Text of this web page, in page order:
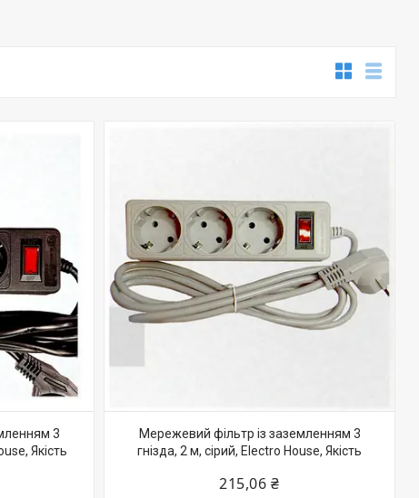
3
Якість
Мережевий фільтр із заземленням 3
гнізда, 2 м, сірий, Electro House, Якість
215,06 ₴